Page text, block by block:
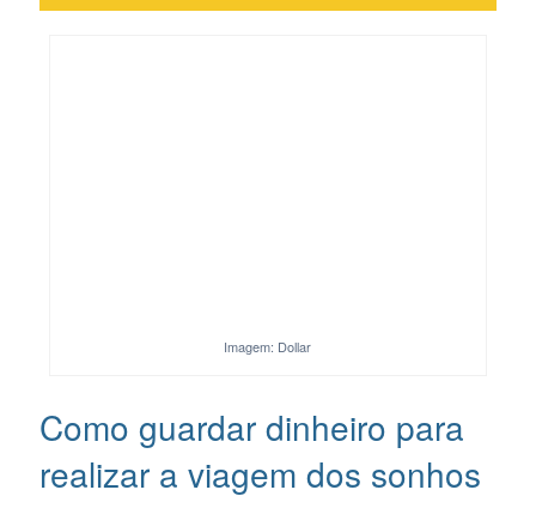
Imagem: Dollar
Como guardar dinheiro para
realizar a viagem dos sonhos